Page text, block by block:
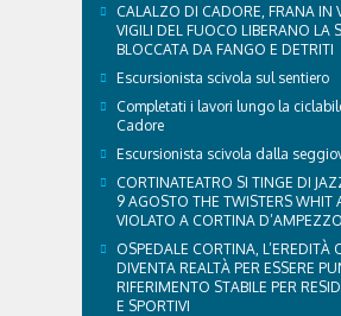
CALALZO DI CADORE, FRANA IN
VIGILI DEL FUOCO LIBERANO LA
BLOCCATA DA FANGO E DETRITI
Escursionista scivola sul sentiero
Completati i lavori lungo la
Cadore
Escursionista scivola dalla
CORTINATEATRO SI TINGE DI
9 AGOSTO THE TWISTERS WHIT
VIOLATO A CORTINA D’AMPEZZO
OSPEDALE CORTINA, L’EREDITÀ
DIVENTA REALTÀ PER ESSERE
RIFERIMENTO STABILE PER
E SPORTIVI